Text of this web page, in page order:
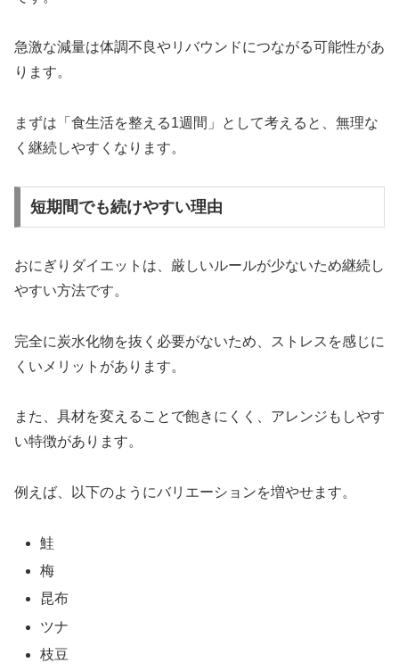
急激な減量は体調不良やリバウンドにつながる可能性があ
ります。
まずは「食生活を整える1週間」として考えると、無理な
く継続しやすくなります。
短期間でも続けやすい理由
おにぎりダイエットは、厳しいルールが少ないため継続し
やすい方法です。
完全に炭水化物を抜く必要がないため、ストレスを感じに
くいメリットがあります。
また、具材を変えることで飽きにくく、アレンジもしやす
い特徴があります。
例えば、以下のようにバリエーションを増やせます。
鮭
梅
昆布
ツナ
枝豆